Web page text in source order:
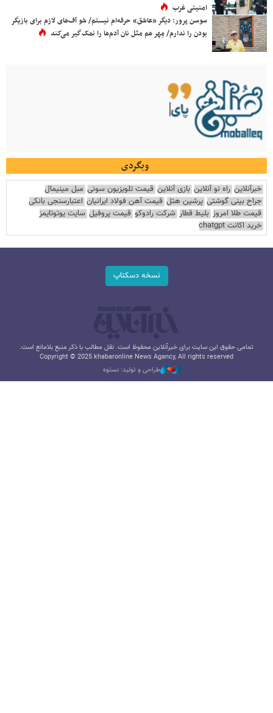
امنیتی غرب
سوسن پرور: دیگر «عاشق» حرفه‌ام نیستم/ شو آف‌های لازم برای بازیگر
بودن را ندارم/ مِهر هم مثل نان آدم‌ها را نمک‌گیر می‌کند
وبگردی
خبرآنلاین راه نو آنلاین بازی آنلاین قیمت تلویزیون سونی مبل مینیمال
جراح بینی گوشتی پرشین هتل قیمت آهن فولاد ایرانیان اعتبارسنجی بانکی
قیمت طلا امروز بلیط قطار شرکت رادوکو قیمت پروفیل سایت یوتوتایمز
خرید اکانت chatgpt
نسخه دسکتاپ
تمامی حقوق این سایت برای خبرآنلاین محفوظ است. نقل مطالب با ذکر منبع بلامانع است.
Copyright © 2025 khabaronline News Agancy, All rights reserved
طراحی و تولید: نستوه